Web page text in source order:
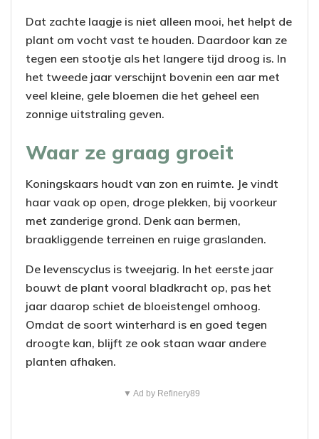
Dat zachte laagje is niet alleen mooi, het helpt de
plant om vocht vast te houden. Daardoor kan ze
tegen een stootje als het langere tijd droog is. In
het tweede jaar verschijnt bovenin een aar met
veel kleine, gele bloemen die het geheel een
zonnige uitstraling geven.
Waar ze graag groeit
Koningskaars houdt van zon en ruimte. Je vindt
haar vaak op open, droge plekken, bij voorkeur
met zanderige grond. Denk aan bermen,
braakliggende terreinen en ruige graslanden.
De levenscyclus is tweejarig. In het eerste jaar
bouwt de plant vooral bladkracht op, pas het
jaar daarop schiet de bloeistengel omhoog.
Omdat de soort winterhard is en goed tegen
droogte kan, blijft ze ook staan waar andere
planten afhaken.
▼ Ad by Refinery89